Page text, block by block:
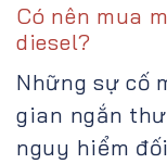
Có nên mua
diesel?
Những sự cố
gian ngắn
nguy hiểm